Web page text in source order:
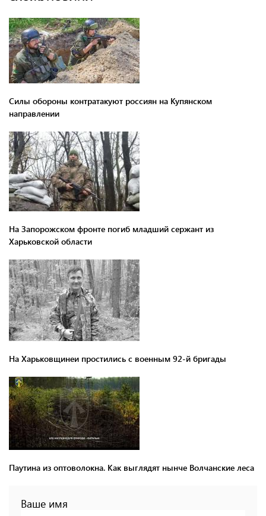
Силы обороны контратакуют россиян на Купянском
направлении
На Запорожском фронте погиб младший сержант из
Харьковской области
На Харьковщинеи простились с военным 92-й бригады
Паутина из оптоволокна. Как выглядят нынче Волчанские леса
Ваше имя